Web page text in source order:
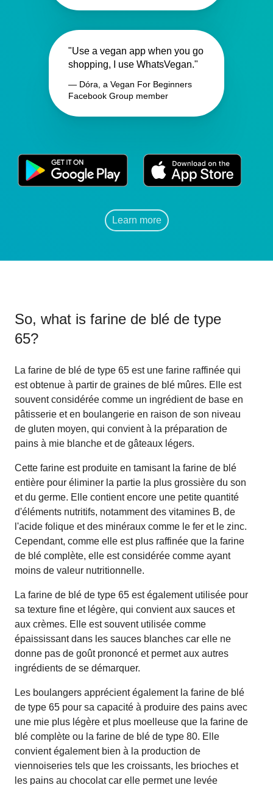
"Use a vegan app when you go
shopping, I use WhatsVegan."
— Dóra, a Vegan For Beginners
Facebook Group member
Learn more
So, what is farine de blé de type
65?
La farine de blé de type 65 est une farine raffinée qui
est obtenue à partir de graines de blé mûres. Elle est
souvent considérée comme un ingrédient de base en
pâtisserie et en boulangerie en raison de son niveau
de gluten moyen, qui convient à la préparation de
pains à mie blanche et de gâteaux légers.
Cette farine est produite en tamisant la farine de blé
entière pour éliminer la partie la plus grossière du son
et du germe. Elle contient encore une petite quantité
d'éléments nutritifs, notamment des vitamines B, de
l'acide folique et des minéraux comme le fer et le zinc.
Cependant, comme elle est plus raffinée que la farine
de blé complète, elle est considérée comme ayant
moins de valeur nutritionnelle.
La farine de blé de type 65 est également utilisée pour
sa texture fine et légère, qui convient aux sauces et
aux crèmes. Elle est souvent utilisée comme
épaississant dans les sauces blanches car elle ne
donne pas de goût prononcé et permet aux autres
ingrédients de se démarquer.
Les boulangers apprécient également la farine de blé
de type 65 pour sa capacité à produire des pains avec
une mie plus légère et plus moelleuse que la farine de
blé complète ou la farine de blé de type 80. Elle
convient également bien à la production de
viennoiseries tels que les croissants, les brioches et
les pains au chocolat car elle permet une levée